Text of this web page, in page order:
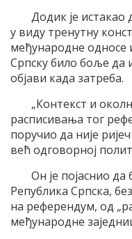
Додик је истакао
у виду тренутну
међународне односе
Српску било боље да
објави када затреба.
„Контекст и
расписивања тог
поручио да није
већ одговорној
Он је појаснио
Република Српска,
на референдум, од
међународне